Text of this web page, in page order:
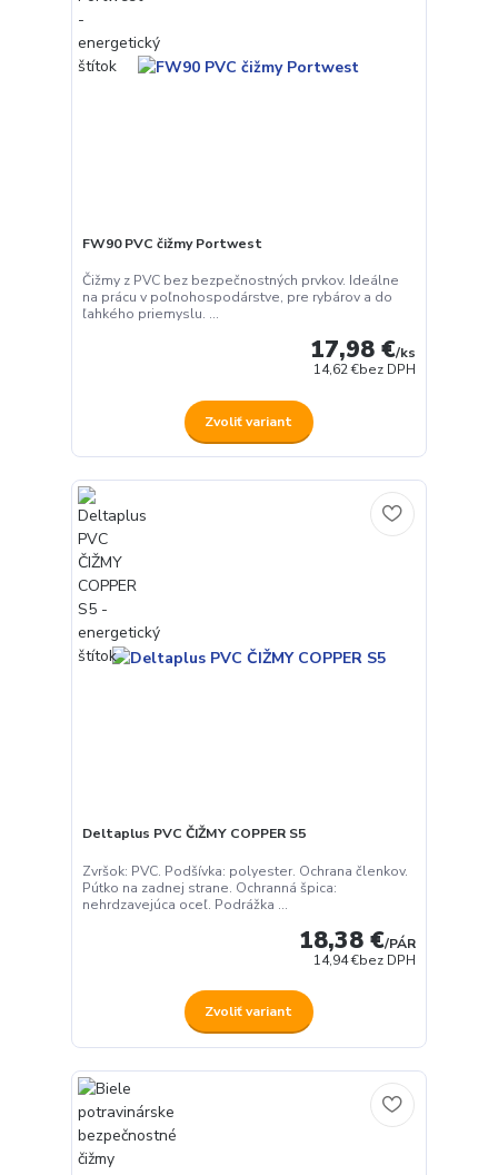
FW90 PVC čižmy Portwest
Čižmy z PVC bez bezpečnostných prvkov. Ideálne
na prácu v poľnohospodárstve, pre rybárov a do
ľahkého priemyslu. ...
17,98 €/ks
14,62 €bez DPH
Zvoliť variant
Deltaplus PVC ČIŽMY COPPER S5
Zvršok: PVC. Podšívka: polyester. Ochrana členkov.
Pútko na zadnej strane. Ochranná špica:
nehrdzavejúca oceľ. Podrážka ...
18,38 €/PÁR
14,94 €bez DPH
Zvoliť variant